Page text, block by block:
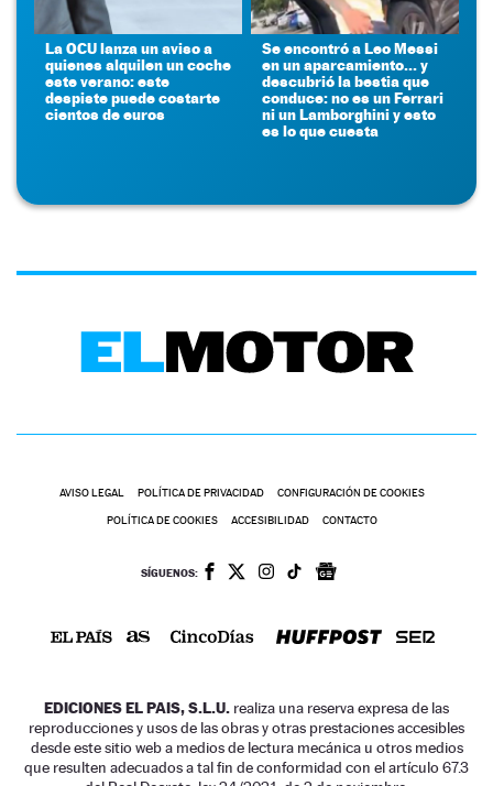
La OCU lanza un aviso a
quienes alquilen un coche
este verano: este
despiste puede costarte
cientos de euros
Se encontró a Leo Messi
en un aparcamiento... y
descubrió la bestia que
conduce: no es un Ferrari
ni un Lamborghini y esto
es lo que cuesta
AVISO LEGAL POLÍTICA DE PRIVACIDAD CONFIGURACIÓN DE COOKIES
POLÍTICA DE COOKIES ACCESIBILIDAD CONTACTO
SÍGUENOS:
EDICIONES EL PAIS, S.L.U. realiza una reserva expresa de las
reproducciones y usos de las obras y otras prestaciones accesibles
desde este sitio web a medios de lectura mecánica u otros medios
que resulten adecuados a tal fin de conformidad con el artículo 67.3